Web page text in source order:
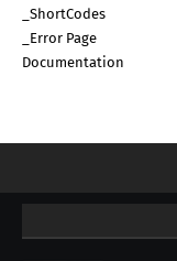
_ShortCodes
_Error Page
Documentation